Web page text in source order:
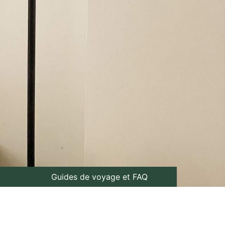
Guides de voyage et FAQ